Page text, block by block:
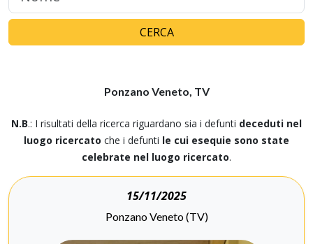
CERCA
Ponzano Veneto, TV
N.B.: I risultati della ricerca riguardano sia i defunti deceduti nel
luogo ricercato che i defunti le cui esequie sono state
celebrate nel luogo ricercato.
15/11/2025
Ponzano Veneto (TV)